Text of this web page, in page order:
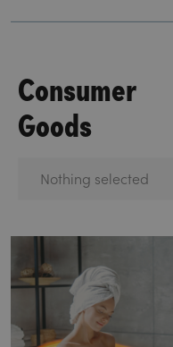
Consumer
Goods
Nothing selected